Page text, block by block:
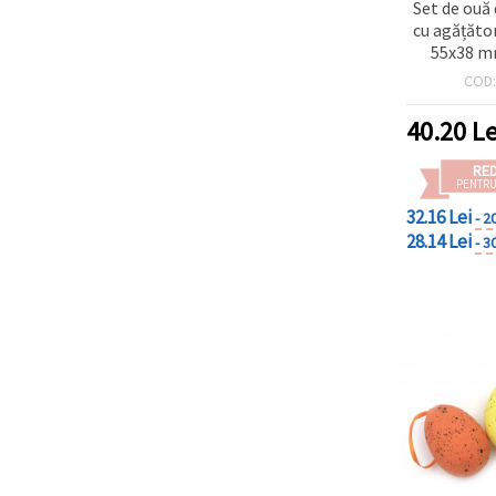
Set de
cu
55x38
COD:
40.20
32.16 Lei-
28.14 Lei-